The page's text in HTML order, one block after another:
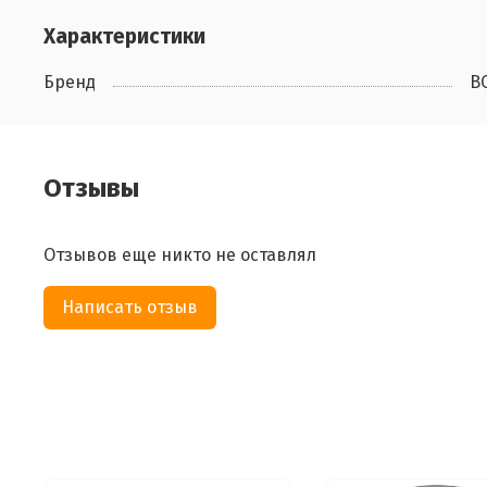
Характеристики
Бренд
Отзывы
Отзывов еще никто не оставлял
Написать отзыв